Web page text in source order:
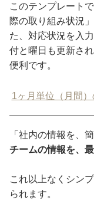
このテンプレート
際の取り組み状況
た、対応状況を入
付と曜日も更新さ
便利です。
1ヶ月単位（月間
「社内の情報を、
チームの情報を、
これ以上なくシン
られます。